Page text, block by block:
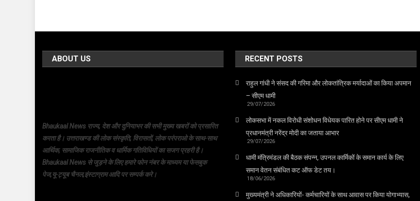
ABOUT US
Bhaukaal News राज्य, देश और दुनियाभर की सभी मुख्य खबरों को प्रसारित
करता है। उत्तराखण्ड की लोक संस्कृति, विरासतों, लोक परंपराओ के साथ-साथ
आर्थिक, सामाजिक राजनीतिक व धार्मिक गतिविधियों का सजग प्रहरी है।
Bhaukaal News से जुड़ने के लिए हमारे फोन नंबर के माध्यम या फेसबुक
पेज,यू-ट्यूब चैनल,इंस्टाग्राम आदि पर सम्पर्क करे।
RECENT POSTS
राहुल गांधी ने संसद की गरिमा और लोकतांत्रिक मर्यादाओं का किया अपमान
– सीएम धामी
29/07/2026
लोकसभा में नकल विरोधी संशोधन विधेयक पारित होने पर सीएम धामी ने
प्रधानमंत्री नरेंद्र मोदी का जताया आभार
29/07/2026
धामी मंत्रिमंडल की बैठक संपन्न, उपनल कार्मिकों के समान कार्य के लिए
समान वेतन संबंधित कट ऑफ डेट तय।
18/06/2026
मुख्यमंत्री ने अधिकारियों- कर्मचारियों के साथ आवास पर किया योगाभ्यास,